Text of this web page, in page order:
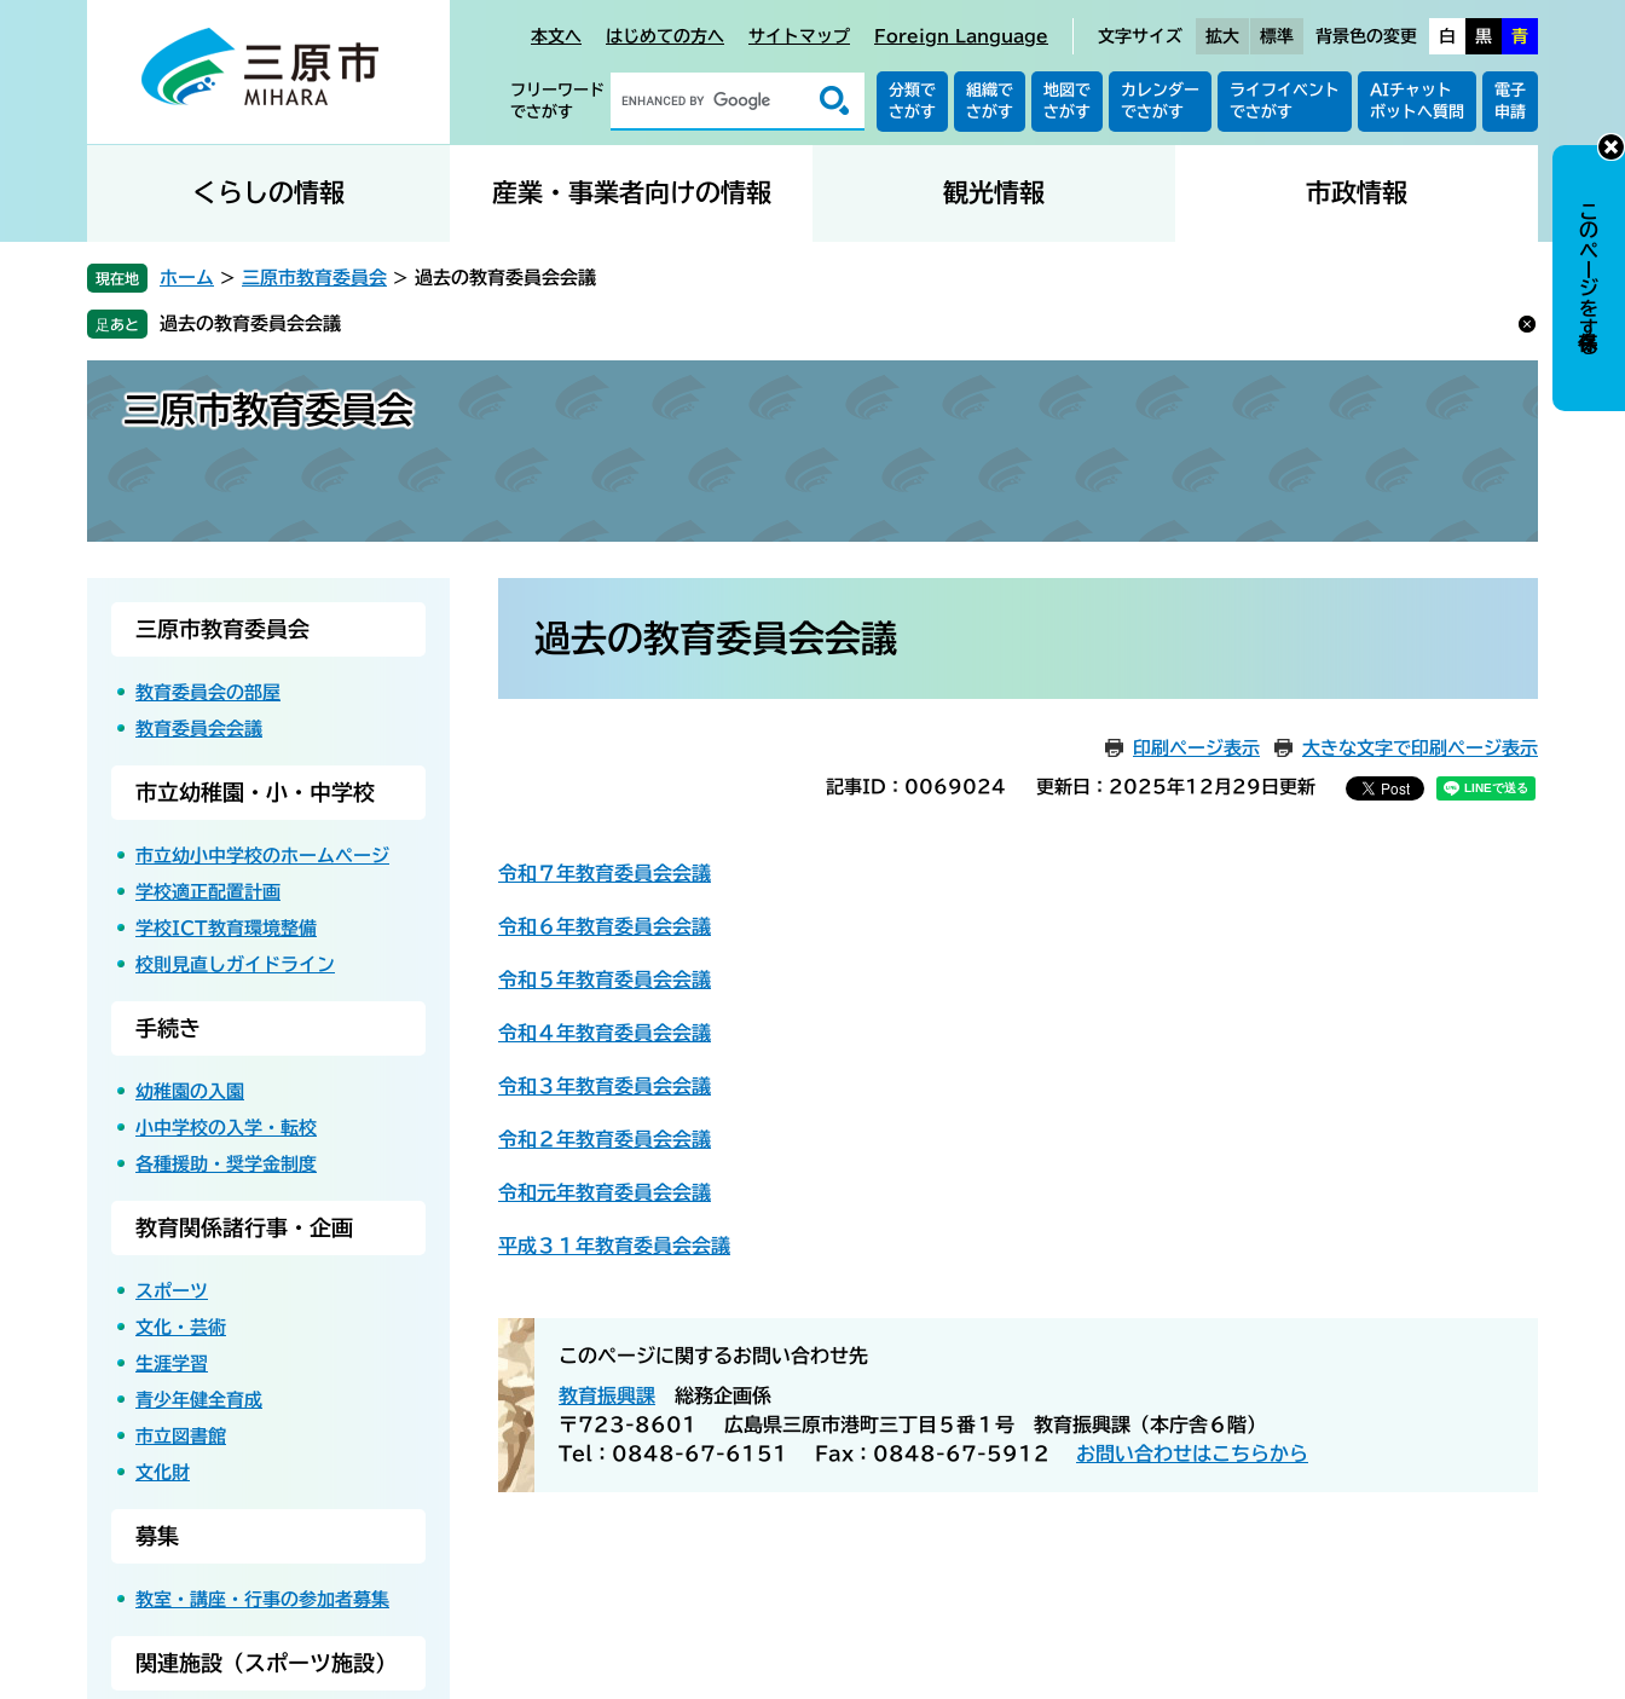
。
て
本文へ はじめての方へ サイトマップ Foreign Language 文字サイズ 拡大 標準 背景色の変更 白 黒 青
フリーワード
でさがす
分類で
さがす
組織で
さがす
地図で
さがす
カレンダー
でさがす
ライフイベント
でさがす
AIチャット
ボットへ質問
電子
申請
くらしの情報 産業・事業者向けの情報 観光情報 市政情報
現在地 ホーム > 三原市教育委員会 > 過去の教育委員会会議
過去の教育委員会会議
三原市教育委員会
過去の教育委員会会議
印刷ページ表示 大きな文字で印刷ページ表示
記事ID：0069024 更新日：2025年12月29日更新
令和７年教育委員会会議
令和６年教育委員会会議
令和５年教育委員会会議
令和４年教育委員会会議
令和３年教育委員会会議
令和２年教育委員会会議
令和元年教育委員会会議
平成３１年教育委員会会議
このページに関するお問い合わせ先
教育振興課
総務企画係
〒723-8601
広島県三原市港町三丁目５番１号 教育振興課（本庁舎６階）
Tel：0848-67-6151
Fax：0848-67-5912 お問い合わせはこちらから
三原市教育委員会
教育委員会の部屋
教育委員会会議
市立幼稚園・小・中学校
市立幼小中学校のホームページ
学校適正配置計画
学校ICT教育環境整備
校則見直しガイドライン
手続き
幼稚園の入園
小中学校の入学・転校
各種援助・奨学金制度
教育関係諸行事・企画
スポーツ
文化・芸術
生涯学習
青少年健全育成
市立図書館
文化財
募集
教室・講座・行事の参加者募集
関連施設（スポーツ施設）
このページを保存する